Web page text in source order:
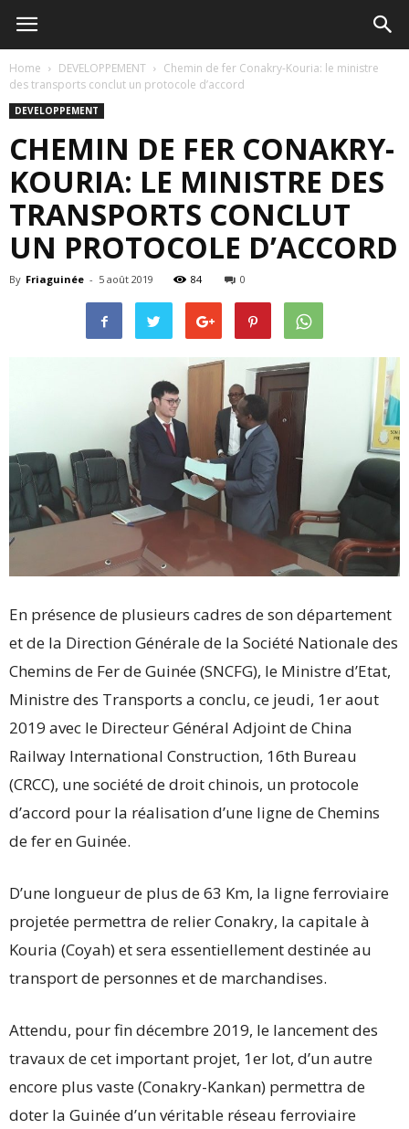
Home DEVELOPPEMENT
Chemin de fer Conakry-Kouria: le ministre
des transports conclut un protocole d’accord
DEVELOPPEMENT
CHEMIN DE FER CONAKRY-
KOURIA: LE MINISTRE DES
TRANSPORTS CONCLUT
UN PROTOCOLE D’ACCORD
By Friaguinée - 5 août 2019 84 0
En présence de plusieurs cadres de son département
et de la Direction Générale de la Société Nationale des
Chemins de Fer de Guinée (SNCFG), le Ministre d’Etat,
Ministre des Transports a conclu, ce jeudi, 1er aout
2019 avec le Directeur Général Adjoint de China
Railway International Construction, 16th Bureau
(CRCC), une société de droit chinois, un protocole
d’accord pour la réalisation d’une ligne de Chemins
de fer en Guinée.
D’une longueur de plus de 63 Km, la ligne ferroviaire
projetée permettra de relier Conakry, la capitale à
Kouria (Coyah) et sera essentiellement destinée au
transport de personnes et de marchandises.
Attendu, pour fin décembre 2019, le lancement des
travaux de cet important projet, 1er lot, d’un autre
encore plus vaste (Conakry-Kankan) permettra de
doter la Guinée d’un véritable réseau ferroviaire